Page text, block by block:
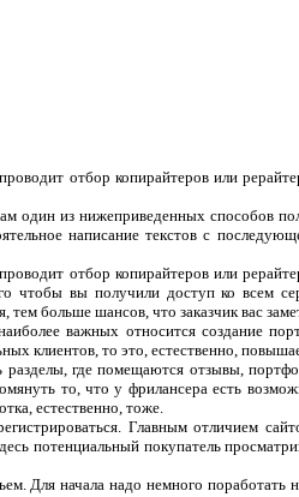
отбор копирайтеров или
один из нижеприведенных способов
написание текстов с
отбор копирайтеров или
чтобы вы получили доступ ко всем
больше шансов, что заказчик вас
важных относится создание
клиентов, то это, естественно,
разделы, где помещаются отзывы,
то, что у фрилансера есть
естественно, тоже.
Главным отличием
потенциальный покупатель
Для начала надо немного поработать